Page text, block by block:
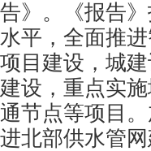
告》。《报告
水平，全面推
项目建设，城
建设，重点实
通节点等项目
进北部供水管